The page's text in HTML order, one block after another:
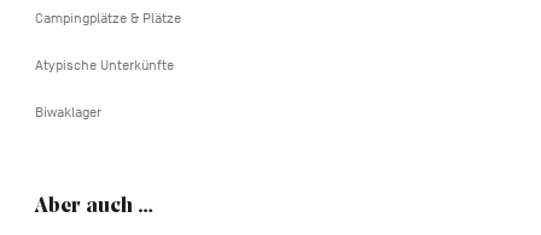
Campingplätze & Plätze
Atypische Unterkünfte
Biwaklager
Aber auch …